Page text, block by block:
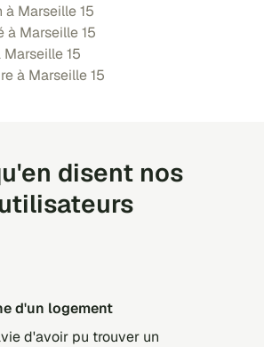
Marseille 15
à Marseille 15
15
à Marseille 15
disent nos
utilisateurs
d'un logement
d'avoir pu trouver un